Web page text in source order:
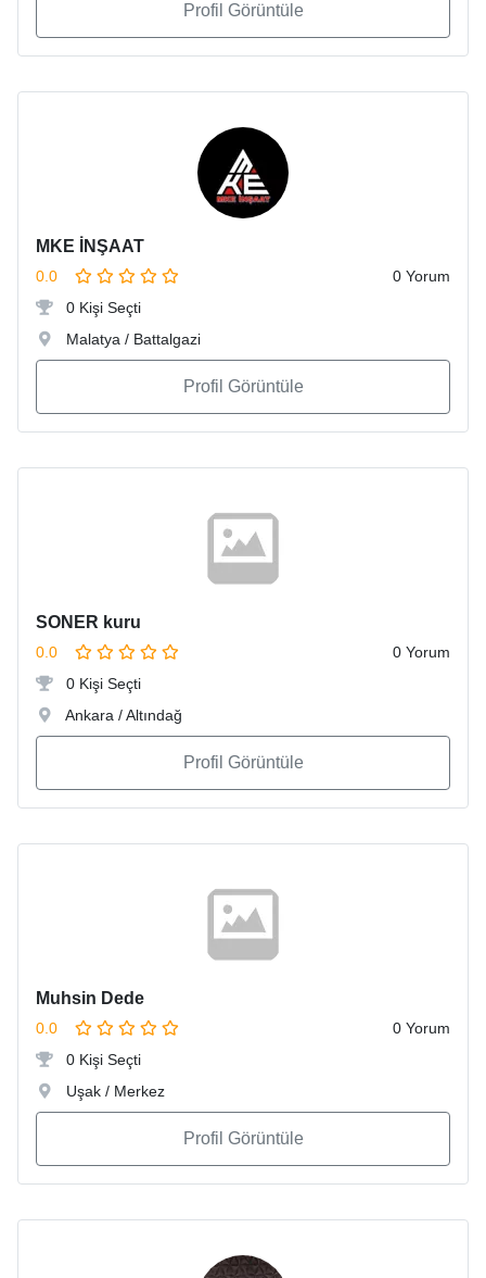
Profil Görüntüle
MKE İNŞAAT
0.0
0 Yorum
0 Kişi Seçti
Malatya / Battalgazi
Profil Görüntüle
SONER kuru
0.0
0 Yorum
0 Kişi Seçti
Ankara / Altındağ
Profil Görüntüle
Muhsin Dede
0.0
0 Yorum
0 Kişi Seçti
Uşak / Merkez
Profil Görüntüle